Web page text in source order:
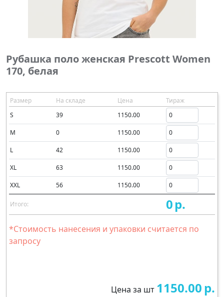
Рубашка поло женская Prescott Women
170, белая
Размер На складе Цена
Тираж
S
39 1150.00
M 0 1150.00
L 42 1150.00
XL 63 1150.00
XXL 56 1150.00
Итого: 0р.
*Стоимость нанесения и упаковки считается по
запросу
Цена за шт 1150.00р.